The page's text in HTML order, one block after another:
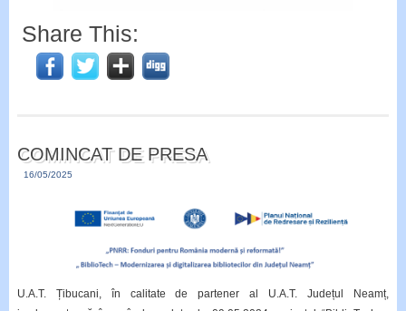
Share This:
COMINCAT DE PRESA
16/05/2025
U.A.T. Țibucani, în calitate de partener al U.A.T. Județul Neamț,